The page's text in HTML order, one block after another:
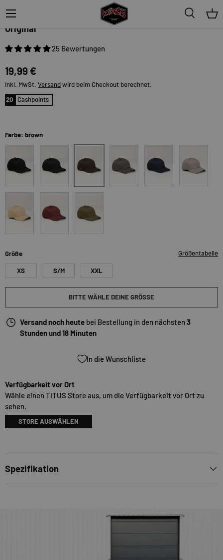
Suche
Menü
Flexfit
Original
25 Bewertungen
19,99 €
inkl. MwSt. Versandwird beim Checkout berechnet.
20
Cashpoints
Farbe: brown
black black-alloverbrown
Größe Größentabelle
XS S/M XXL
BITTE WÄHLE DEINE GRÖSSE
Versand noch heute bei Bestellung in den nächsten 3
Stunden und 18 Minuten
In die Wunschliste
Verfügbarkeit vor Ort
Wähle einen TITUS Store aus, um die Verfügbarkeit vor Ort zu
sehen.
STORE AUSWÄHLEN
Spezifikation